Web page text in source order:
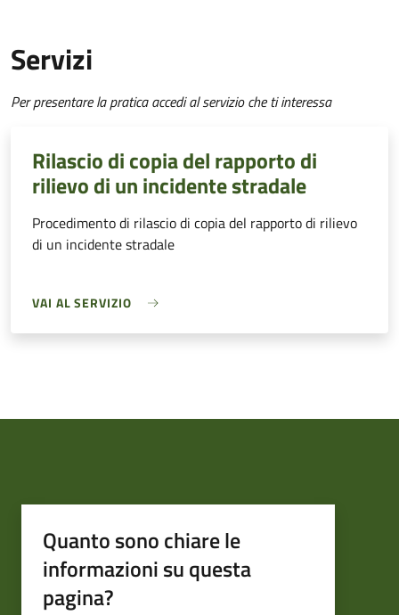
Servizi
Per presentare la pratica accedi al servizio che ti interessa
Rilascio di copia del rapporto di
rilievo di un incidente stradale
Procedimento di rilascio di copia del rapporto di rilievo
di un incidente stradale
VAI AL SERVIZIO
Quanto sono chiare le
informazioni su questa
pagina?